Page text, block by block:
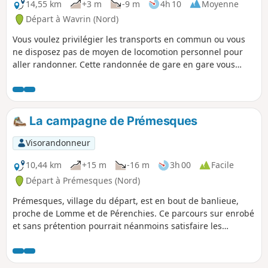
14,55 km
+3 m -9 m 4h 10
Moyenne
Départ à Wavrin (Nord)
Vous voulez privilégier les transports en commun ou vous
ne disposez pas de moyen de locomotion personnel pour
aller randonner. Cette randonnée de gare en gare vous
espaces naturels du Parc de la Deûle. En partant de la gare
de Wavrin, vous pourrez ainsi parcourir le site des
Ansereuilles, longer le canal de la Deûle de près ou de loin,
et terminer par la visite du Parc de La Louvière avant de
rejoindre la gare de Don-Sainghin.
La campagne de Prémesques
Visorandonneur
10,44 km
+15 m -16 m 3h 00
Facile
Départ à Prémesques (Nord)
Prémesques, village du départ, est en bout de banlieue,
proche de Lomme et de Pérenchies. Ce parcours sur enrobé
et sans prétention pourrait néanmoins satisfaire les
l'occasion d'un départ au lever du jour, vous pourriez
assister à quelques vols de perdrix, rencontrer quelques